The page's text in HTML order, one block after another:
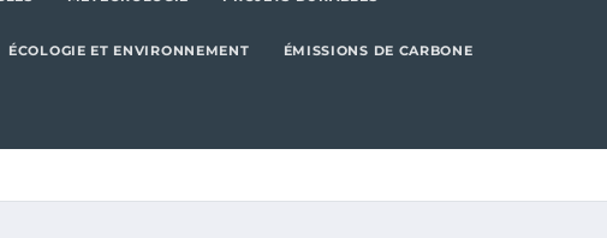
ÉCOLOGIE ET ENVIRONNEMENT ÉMISSIONS DE CARBONE